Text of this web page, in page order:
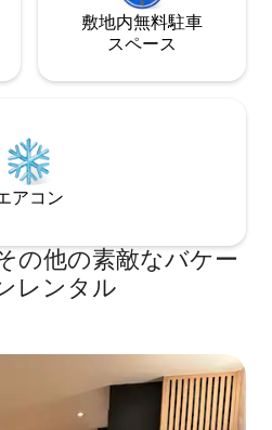
敷地内無料駐⁠車
ス⁠ペ⁠ー⁠ス
アコン
の他の素敵なバケー
レンタル